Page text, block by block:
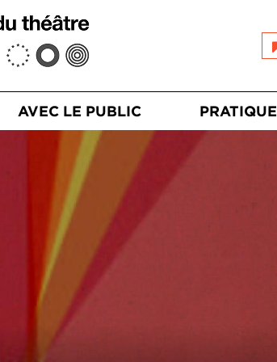
Aller au contenu principal
AVEC LE PUBLIC PRATIQUE